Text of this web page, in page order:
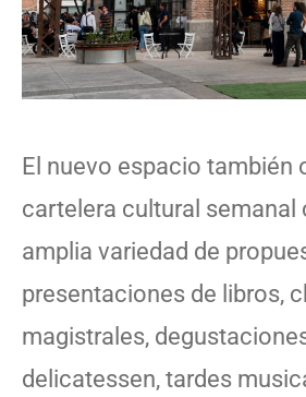
El nuevo espacio también
cartelera cultural semanal
amplia variedad de
presentaciones de libros,
magistrales,
delicatessen, tardes